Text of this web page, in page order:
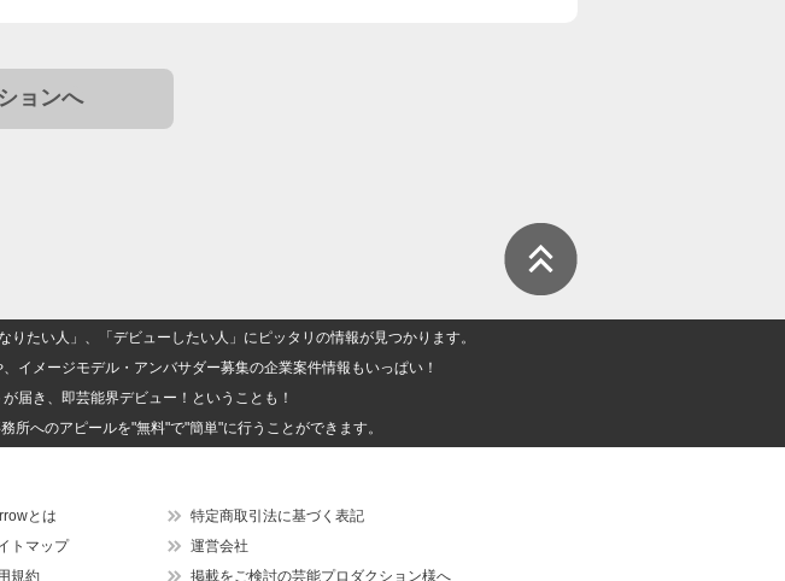
ョンへ
たい人」、「デビューしたい人」にピッタリの情報が見つかります。
イメージモデル・アンバサダー募集の企業案件情報もいっぱい！
届き、即芸能界デビュー！ということも！
へのアピールを"無料"で"簡単"に行うことができます。
とは
トマップ
規約
特定商取引法に基づく表記
運営会社
掲載をご検討の芸能プロダクション様へ